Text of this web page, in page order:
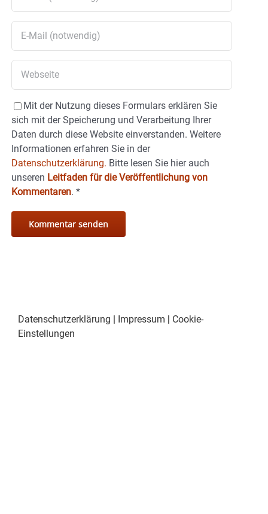
Mit der Nutzung dieses Formulars erklären Sie
sich mit der Speicherung und Verarbeitung Ihrer
Daten durch diese Website einverstanden. Weitere
Informationen erfahren Sie in der
Datenschutzerklärung. Bitte lesen Sie hier auch
unseren Leitfaden für die Veröffentlichung von
Kommentaren. *
Datenschutzerklärung | Impressum | Cookie-
Einstellungen